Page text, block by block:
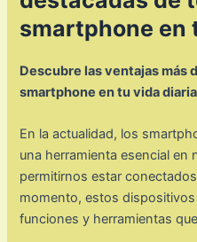
smartphone en
Descubre las ventajas más
smartphone en tu vida diaria
En la actualidad, los
una herramienta esencial en
permitirnos estar
momento, estos
funciones y herramientas